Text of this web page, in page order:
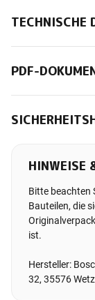
TECHNISCHE
PDF-
HINWEISE
Bitte beachten
Bauteilen, die
ist.
Hersteller:
32, 35576